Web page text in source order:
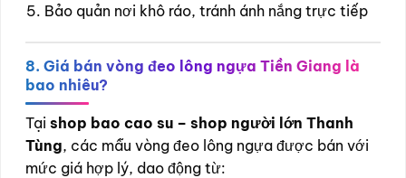
Bảo quản nơi khô ráo, tránh ánh nắng trực tiếp
8. Giá bán vòng đeo lông ngựa Tiền Giang là
bao nhiêu?
Tại shop bao cao su – shop người lớn Thanh
Tùng, các mẫu vòng đeo lông ngựa được bán với
mức giá hợp lý, dao động từ: